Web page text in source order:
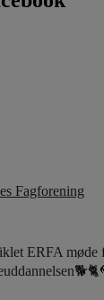
Fagforening
ERFA møde